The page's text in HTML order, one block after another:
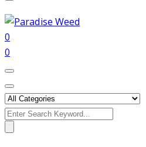
0
0
Search